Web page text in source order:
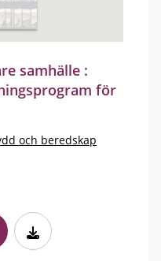
samhälle :
för
och beredskap